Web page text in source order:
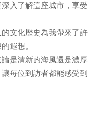
入了解這座城市，享受
文化歷史為我帶來了許
遐想。
是清新的海風還是濃厚
每位到訪者都能感受到